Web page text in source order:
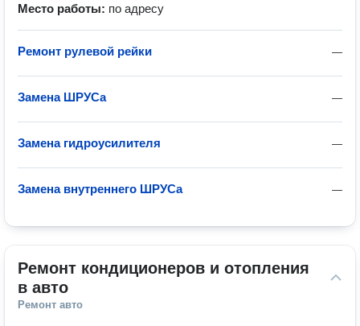
Место работы: по адресу
—
Ремонт рулевой рейки
—
Замена ШРУСа
—
Замена гидроусилителя
—
Замена внутреннего ШРУСа
Ремонт кондиционеров и отопления
в авто
Ремонт авто